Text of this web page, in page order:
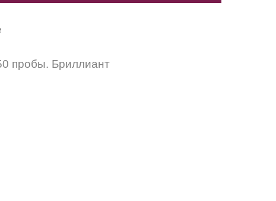
пробы. Бриллиант